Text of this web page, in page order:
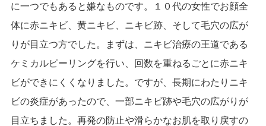
に一つでもあると嫌なものです。１０代の女性でお顔全
体に赤ニキビ、黄ニキビ、ニキビ跡、そして毛穴の広が
りが目立つ方でした。まずは、ニキビ治療の王道である
ケミカルピーリングを行い、回数を重ねるごとに赤ニキ
ビができにくくなりました。ですが、長期にわたりニキ
ビの炎症があったので、一部ニキビ跡や毛穴の広がりが
目立ちました。再発の防止や滑らかなお肌を取り戻すの